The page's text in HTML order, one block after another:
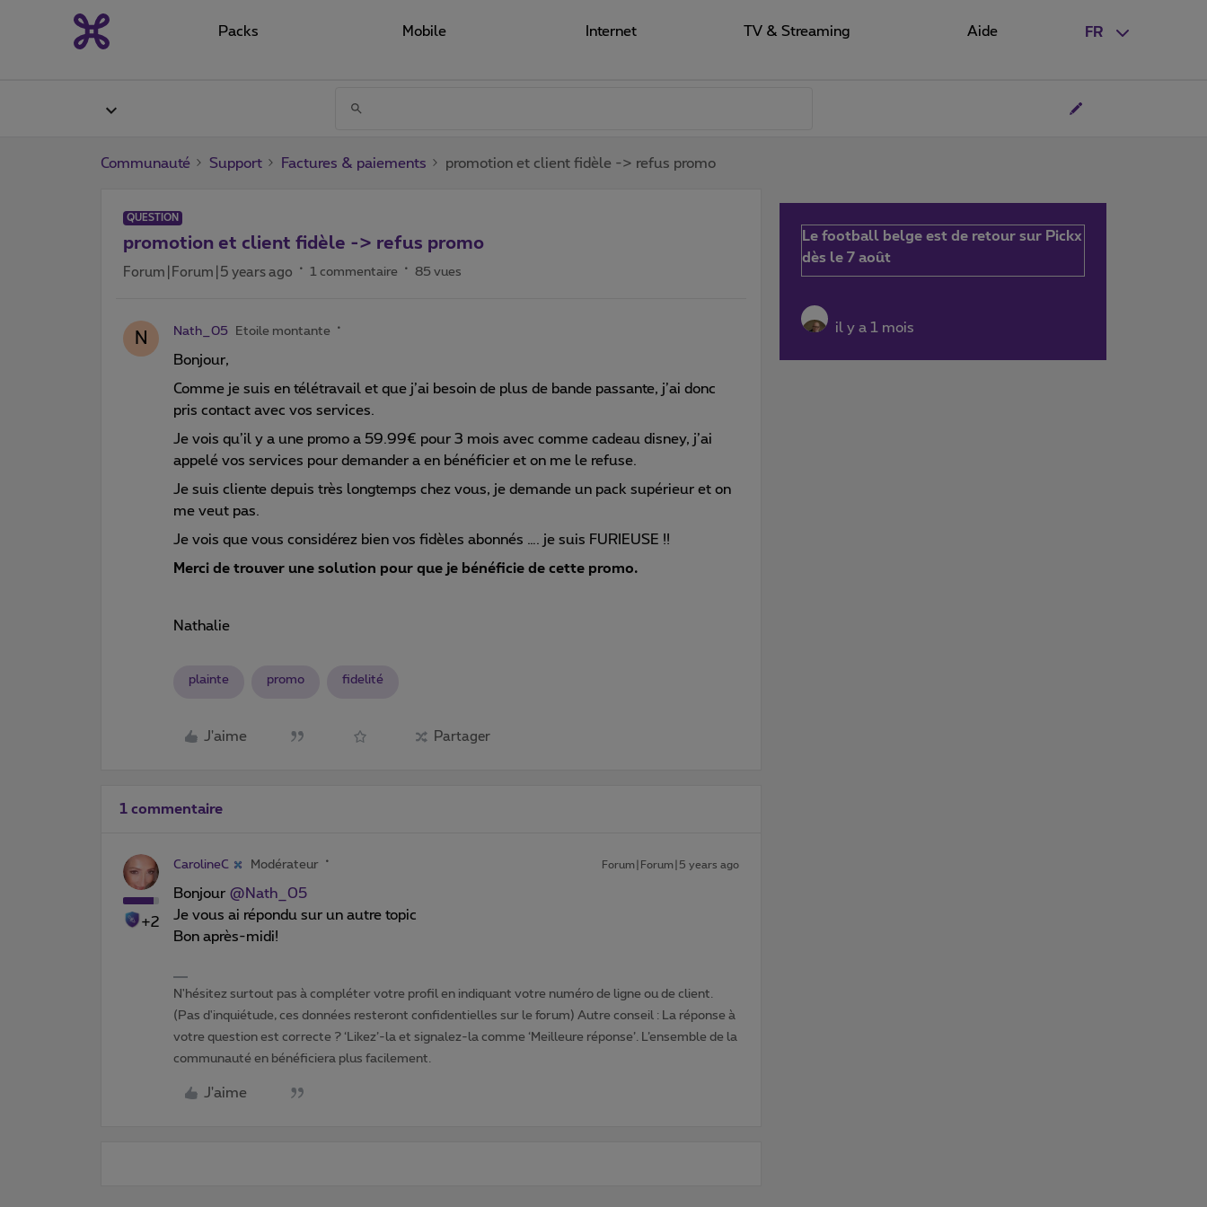
FR
Packs Mobile Internet TV & Streaming Aide
Communauté Support Factures & paiements promotion et client fidèle -> refus promo
QUESTION
promotion et client fidèle -> refus promo
Forum|Forum|5 years ago 1 commentaire 85 vues
N Nath_05 Etoile montante
Bonjour,
Comme je suis en télétravail et que j’ai besoin de plus de bande passante, j’ai donc
pris contact avec vos services.
Je vois qu’il y a une promo a 59.99€ pour 3 mois avec comme cadeau disney, j’ai
appelé vos services pour demander a en bénéficier et on me le refuse.
Je suis cliente depuis très longtemps chez vous, je demande un pack supérieur et on
me veut pas.
Je vois que vous considérez bien vos fidèles abonnés …. je suis FURIEUSE !!
Merci de trouver une solution pour que je bénéficie de cette promo.
Nathalie
plainte promo fidelité
J'aime Partager
1 commentaire
+2
CarolineC Modérateur Forum|Forum|5 years ago
Bonjour @Nath_05
Je vous ai répondu sur un autre topic
Bon après-midi!
N'hésitez surtout pas à compléter votre profil en indiquant votre numéro de ligne ou de client.
(Pas d'inquiétude, ces données resteront confidentielles sur le forum) Autre conseil : La réponse à
votre question est correcte ? ‘Likez’-la et signalez-la comme ‘Meilleure réponse’. L’ensemble de la
communauté en bénéficiera plus facilement.
J'aime
Le football belge est de retour sur Pickx
dès le 7 août
il y a 1 mois